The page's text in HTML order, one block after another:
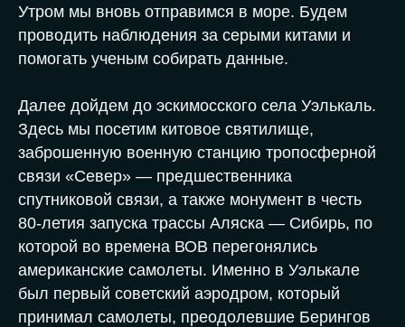
Утром мы вновь отправимся в море. Будем
проводить наблюдения за серыми китами и
помогать ученым собирать данные.
Далее дойдем до эскимосского села Уэлькаль.
Здесь мы посетим китовое святилище,
заброшенную военную станцию тропосферной
связи «Север» — предшественника
спутниковой связи, а также монумент в честь
80-летия запуска трассы Аляска — Сибирь, по
которой во времена ВОВ перегонялись
американские самолеты. Именно в Уэлькале
был первый советский аэродром, который
принимал самолеты, преодолевшие Берингов